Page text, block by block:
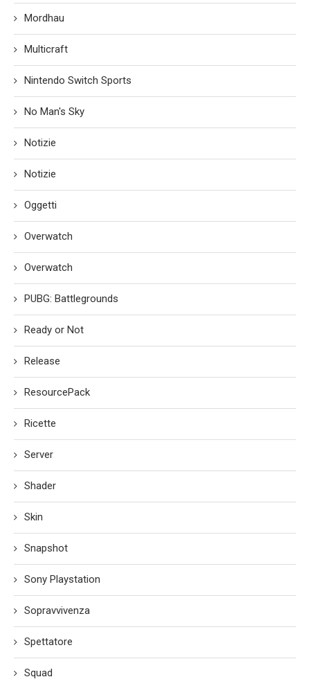
Mordhau
Multicraft
Nintendo Switch Sports
No Man's Sky
Notizie
Notizie
Oggetti
Overwatch
Overwatch
PUBG: Battlegrounds
Ready or Not
Release
ResourcePack
Ricette
Server
Shader
Skin
Snapshot
Sony Playstation
Sopravvivenza
Spettatore
Squad